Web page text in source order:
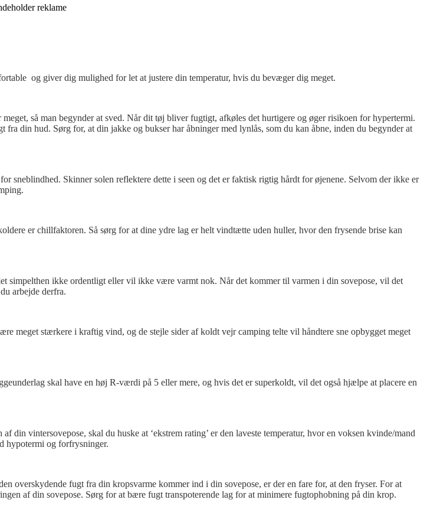
reklame
og giver dig mulighed for let at justere din temperatur, hvis du bevæger dig meget.
så man begynder at sved. Når dit tøj bliver fugtigt, afkøles det hurtigere og øger risikoen for hypertermi.
din hud. Sørg for, at din jakke og bukser har åbninger med lynlås, som du kan åbne, inden du begynder at
Skinner solen reflektere dette i seen og det er faktisk rigtig hårdt for øjenene. Selvom der ikke er
er chillfaktoren. Så sørg for at dine ydre lag er helt vindtætte uden huller, hvor den frysende brise kan
ikke ordentligt eller vil ikke være varmt nok. Når det kommer til varmen i din sovepose, vil det
arbejde derfra.
meget stærkere i kraftig vind, og de stejle sider af koldt vejr camping telte vil håndtere sne opbygget meget
skal have en høj R-værdi på 5 eller mere, og hvis det er superkoldt, vil det også hjælpe at placere en
vintersovepose, skal du huske at ‘ekstrem rating’ er den laveste temperatur, hvor en voksen kvinde/mand
hypotermi og forfrysninger.
overskydende fugt fra din kropsvarme kommer ind i din sovepose, er der en fare for, at den fryser. For at
af ​​din sovepose. Sørg for at bære fugt transpoterende lag for at minimere fugtophobning på din krop.